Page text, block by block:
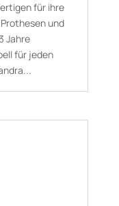
für ihre
und
Jahre
für jeden